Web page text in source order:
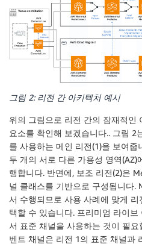
그림 2: 리전 간 아키텍처 예시
위의 그림으로 리전 간의 잠재적인
요소를 확인해 보겠습니다.. 그림 2
를 사용하는 메인 리전(1)을 보여줍
두 개의 서로 다른 가용성 영역(AZ)
행합니다. 반면에, 보조 리전(2)은
널 클래스를 기반으로 구성됩니다.
서 수행되므로 사용 사례에 맞게
택할 수 있습니다. 프리미엄 라이
서 표준 채널을 사용하는 것이 필
벤트 채널은 리전 1의 표준 채널과